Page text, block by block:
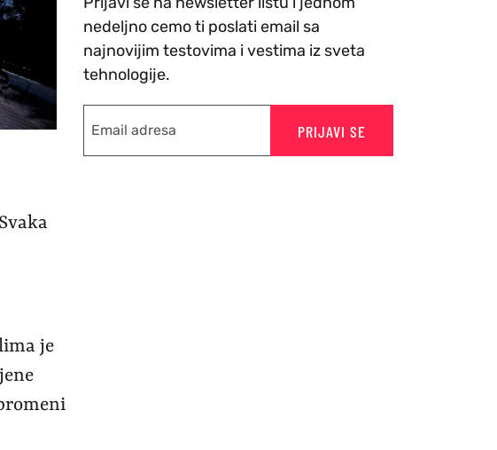
je
nedeljno cemo ti poslati email sa
najnovijim testovima i vestima iz sveta
tehnologije.
PRIJAVI SE